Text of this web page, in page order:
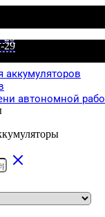
29
аккумуляторов
автономной
29